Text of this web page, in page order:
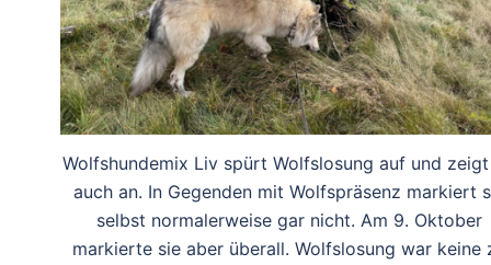
Wolfshundemix Liv spürt Wolfslosung auf und
auch an. In Gegenden mit Wolfspräsenz markiert
selbst normalerweise gar nicht. Am 9. Oktober
markierte sie aber überall. Wolfslosung war keine